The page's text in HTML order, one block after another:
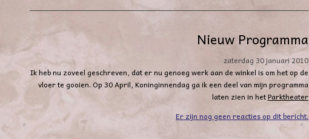
Nieuw Programma
zaterdag 30 januari 2010
Ik heb nu zoveel geschreven, dat er nu genoeg werk aan de winkel is om het op de
vloer te gooien. Op 30 April, Koninginnendag ga ik een deel van mijn programma
laten zien in hetParktheater
Er zijn nog geen reacties op dit bericht.